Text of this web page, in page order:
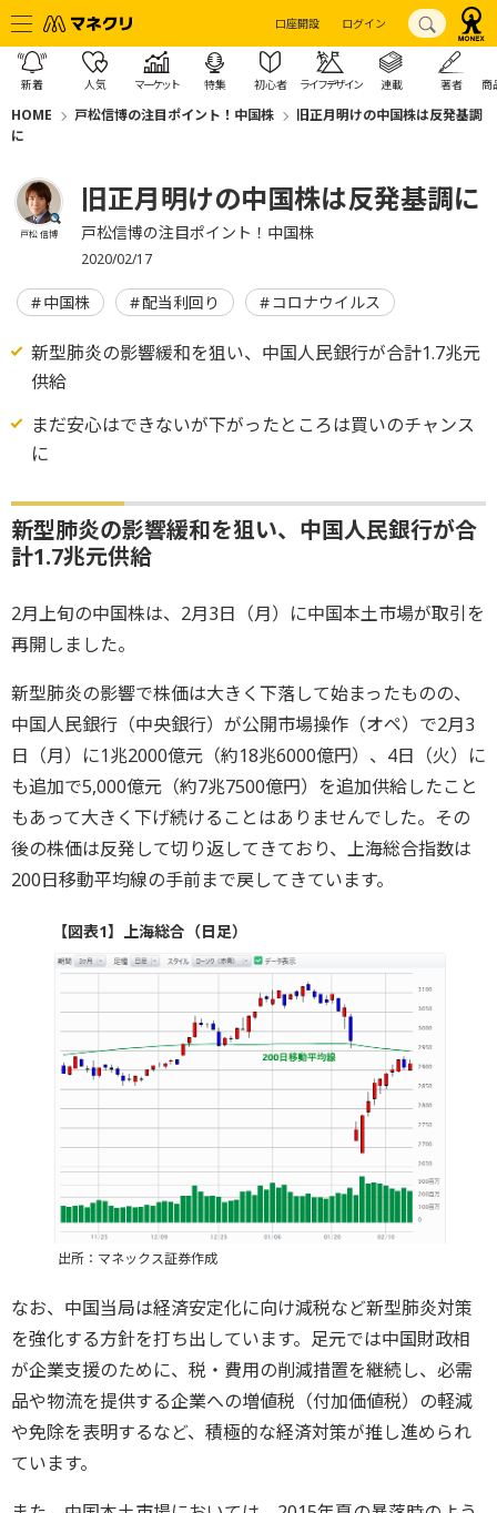
口座開設 ログイン
新着 人気 マーケット 特集 初心者 ライフデザイン 連載 著者 商
HOME 戸松信博の注目ポイント！中国株
旧正月明けの中国株は反発基調
に
戸松 信博
旧正月明けの中国株は反発基調に
戸松信博の注目ポイント！中国株
2020/02/17
中国株 配当利回り コロナウイルス
新型肺炎の影響緩和を狙い、中国人民銀行が合計1.7兆元
供給
まだ安心はできないが下がったところは買いのチャンス
に
新型肺炎の影響緩和を狙い、中国人民銀行が合
計1.7兆元供給
2月上旬の中国株は、2月3日（月）に中国本土市場が取引を
再開しました。
新型肺炎の影響で株価は大きく下落して始まったものの、
中国人民銀行（中央銀行）が公開市場操作（オペ）で2月3
日（月）に1兆2000億元（約18兆6000億円）、4日（火）に
も追加で5,000億元（約7兆7500億円）を追加供給したこと
もあって大きく下げ続けることはありませんでした。その
後の株価は反発して切り返してきており、上海総合指数は
200日移動平均線の手前まで戻してきています。
【図表1】上海総合（日足）
出所：マネックス証券作成
なお、中国当局は経済安定化に向け減税など新型肺炎対策
を強化する方針を打ち出しています。足元では中国財政相
が企業支援のために、税・費用の削減措置を継続し、必需
品や物流を提供する企業への増値税（付加価値税）の軽減
や免除を表明するなど、積極的な経済対策が推し進められ
ています。